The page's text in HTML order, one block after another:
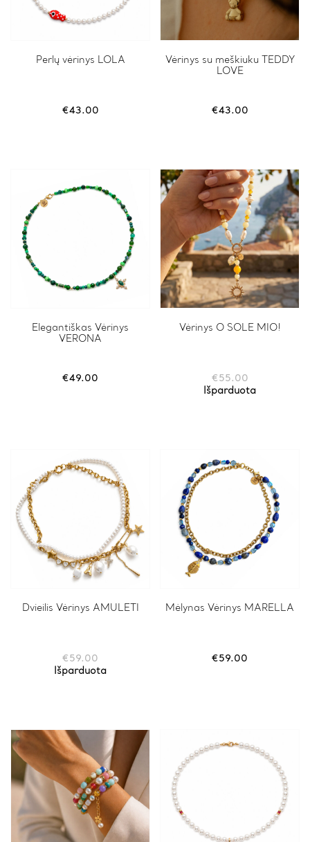
Perlų vėrinys LOLA
€43.00
Vėrinys su meškiuku TEDDY
LOVE
€43.00
Elegantiškas Vėrinys
VERONA
€49.00
Vėrinys O SOLE MIO!
€ 55.00
Išparduota
Dvieilis Vėrinys AMULETI
€ 59.00
Išparduota
Mėlynas Vėrinys MARELLA
€59.00